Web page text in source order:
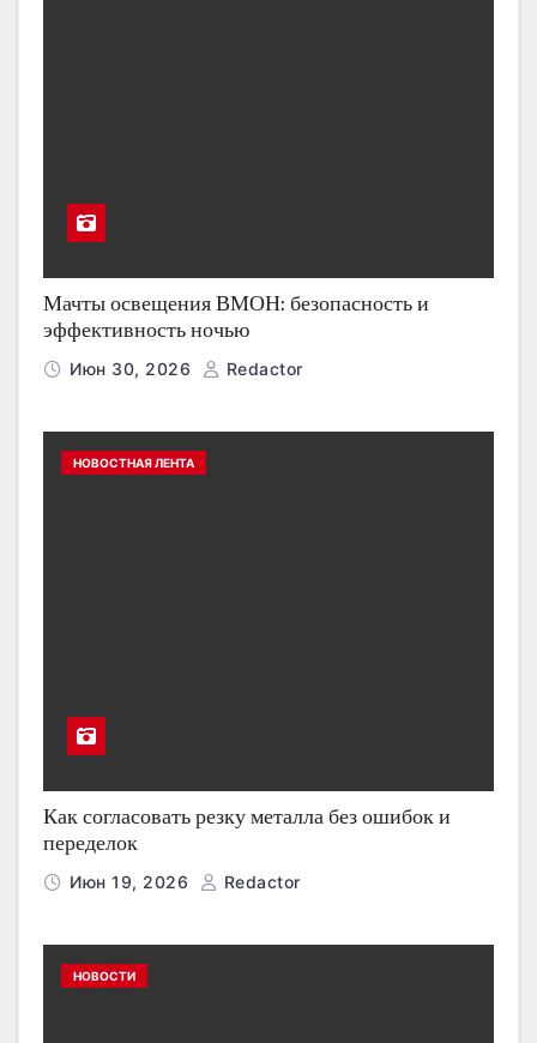
Мачты освещения ВМОН: безопасность и
эффективность ночью
Июн 30, 2026 Redactor
НОВОСТНАЯ ЛЕНТА
Как согласовать резку металла без ошибок и
переделок
Июн 19, 2026 Redactor
НОВОСТИ